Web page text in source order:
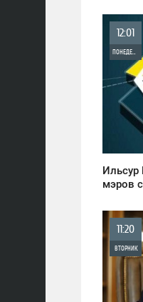
12:01
ПОНЕДЕЛЬНИК
0
881
Ильсур
мэров
11:20
ВТОРНИК
0